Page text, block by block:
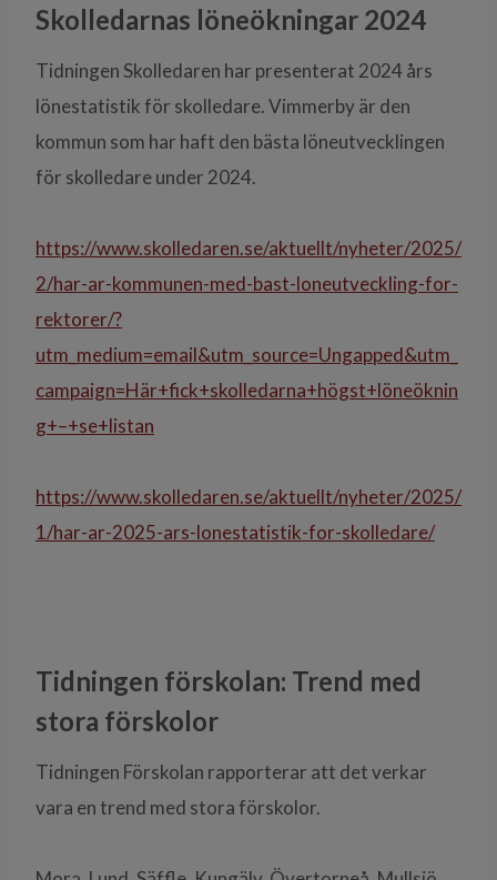
Skolledarnas löneökningar 2024
Tidningen Skolledaren har presenterat 2024 års
lönestatistik för skolledare. Vimmerby är den
kommun som har haft den bästa löneutvecklingen
för skolledare under 2024.
https://www.skolledaren.se/aktuellt/nyheter/2025/
2/har-ar-kommunen-med-bast-loneutveckling-for-
rektorer/?
utm_medium=email&utm_source=Ungapped&utm_
campaign=Här+fick+skolledarna+högst+löneöknin
g+–+se+listan
https://www.skolledaren.se/aktuellt/nyheter/2025/
1/har-ar-2025-ars-lonestatistik-for-skolledare/
Tidningen förskolan: Trend med
stora förskolor
Tidningen Förskolan rapporterar att det verkar
vara en trend med stora förskolor.